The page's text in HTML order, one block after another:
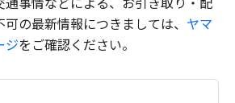
の最新情報につきましては、 ヤマ
ジをご確認ください。